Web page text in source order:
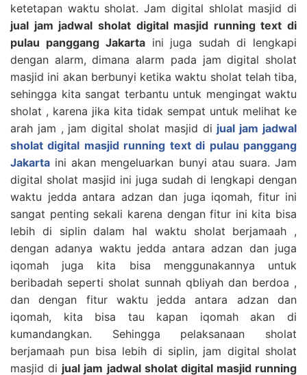
ketetapan waktu sholat. Jam digital shlolat masjid di
jual jam jadwal sholat digital masjid running text di
pulau panggang Jakartaini juga sudah di lengkapi
dengan alarm, dimana alarm pada jam digital sholat
masjid ini akan berbunyi ketika waktu sholat telah tiba,
sehingga kita sangat terbantu untuk mengingat waktu
sholat , karena jika kita tidak sempat untuk melihat ke
arah jam , jam digital sholat masjid di jual jam jadwal
sholat digital masjid running text di pulau panggang
Jakarta ini akan mengeluarkan bunyi atau suara. Jam
digital sholat masjid ini juga sudah di lengkapi dengan
waktu jedda antara adzan dan juga iqomah, fitur ini
sangat penting sekali karena dengan fitur ini kita bisa
lebih di siplin dalam hal waktu sholat berjamaah ,
dengan adanya waktu jedda antara adzan dan juga
iqomah juga kita bisa menggunakannya untuk
beribadah seperti sholat sunnah qbliyah dan berdoa ,
dan dengan fitur waktu jedda antara adzan dan
iqomah, kita bisa tau kapan iqomah akan di
kumandangkan. Sehingga pelaksanaan sholat
berjamaah pun bisa lebih di siplin, jam digital sholat
masjid di jual jam jadwal sholat digital masjid running